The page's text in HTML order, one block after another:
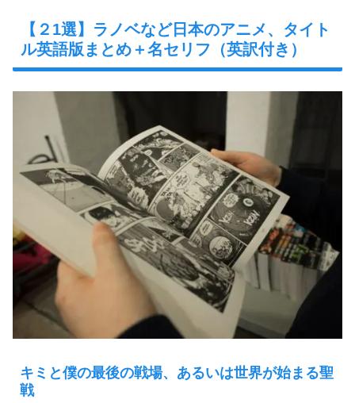
【２1選】ラノベなど日本のアニメ、タイト
ル英語版まとめ＋名セリフ（英訳付き）
キミと僕の最後の戦場、あるいは世界が始まる聖
戦